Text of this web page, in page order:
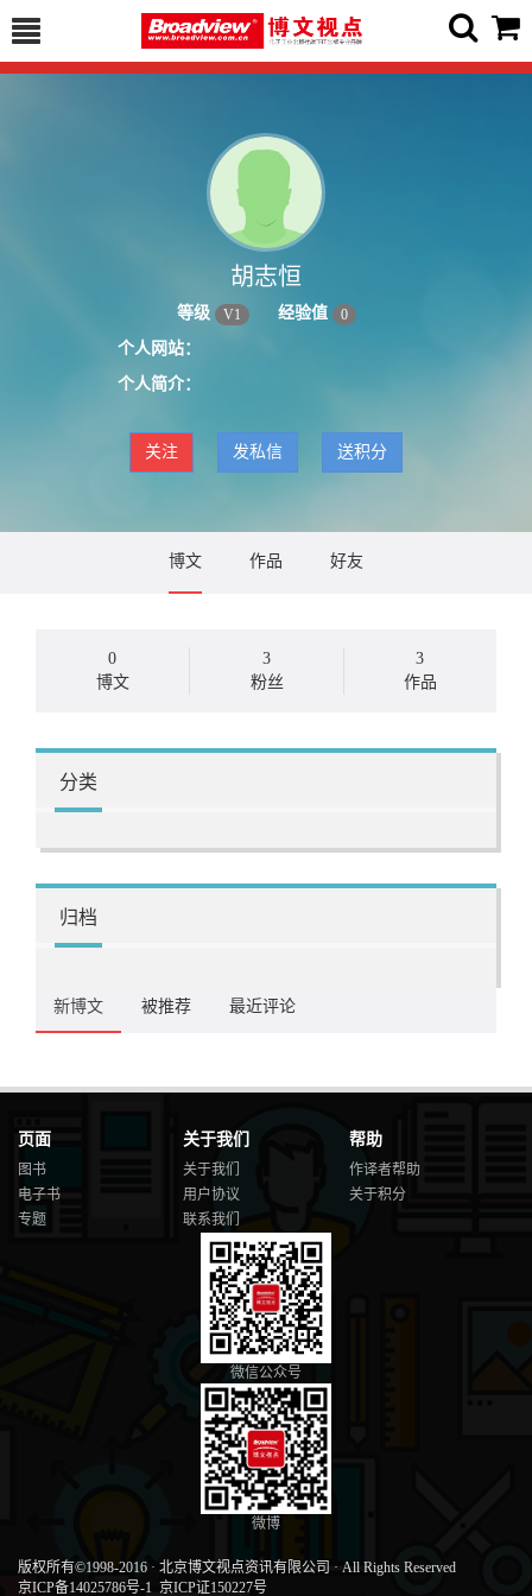
胡志恒
等级 V1 经验值 0
个人网站：
个人简介：
关注 发私信 送积分
博文 作品 好友
0
博文
3
粉丝
3
作品
分类
归档
新博文 被推荐 最近评论
页面
图书
电子书
专题
关于我们
关于我们
用户协议
联系我们
帮助
作译者帮助
关于积分
微信公众号
微博
版权所有©1998-2016 · 北京博文视点资讯有限公司 · All Rights Reserved
京ICP备14025786号-1 京ICP证150227号